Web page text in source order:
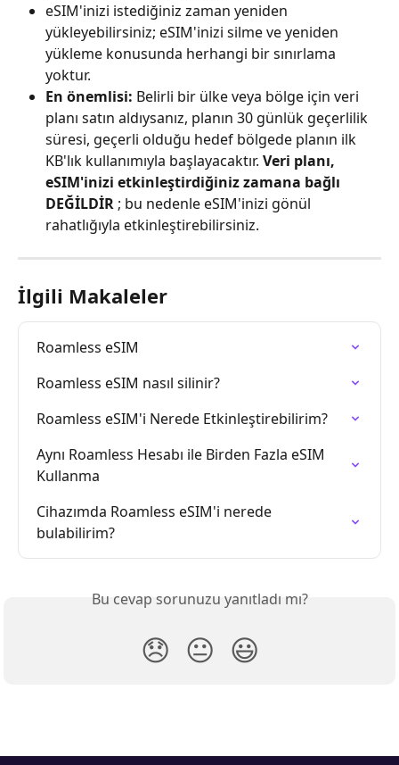
eSIM'inizi istediğiniz zaman yeniden
yükleyebilirsiniz; eSIM'inizi silme ve yeniden
yükleme konusunda herhangi bir sınırlama
yoktur.
En önemlisi: Belirli bir ülke veya bölge için veri
planı satın aldıysanız, planın 30 günlük geçerlilik
süresi, geçerli olduğu hedef bölgede planın ilk
KB'lık kullanımıyla başlayacaktır. Veri planı,
eSIM'inizi etkinleştirdiğiniz zamana bağlı
DEĞİLDİR ; bu nedenle eSIM'inizi gönül
rahatlığıyla etkinleştirebilirsiniz.
İlgili Makaleler
Roamless eSIM
Roamless eSIM nasıl silinir?
Roamless eSIM'i Nerede Etkinleştirebilirim?
Aynı Roamless Hesabı ile Birden Fazla eSIM
Kullanma
Cihazımda Roamless eSIM'i nerede
bulabilirim?
Bu cevap sorunuzu yanıtladı mı?
😞 😐 😃